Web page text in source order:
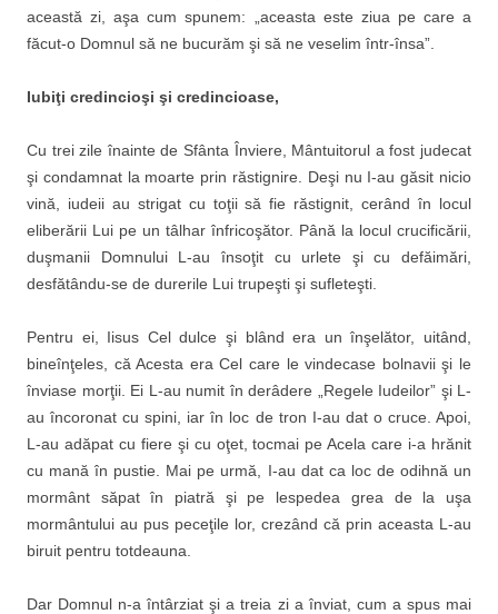
această zi, aşa cum spunem: „aceasta este ziua pe care a
făcut-o Domnul să ne bucurăm şi să ne veselim într-însa”.
Iubiţi credincioşi şi credincioase,
Cu trei zile înainte de Sfânta Înviere, Mântuitorul a fost judecat
şi condamnat la moarte prin răstignire. Deşi nu I-au găsit nicio
vină, iudeii au strigat cu toţii să fie răstignit, cerând în locul
eliberării Lui pe un tâlhar înfricoşător. Până la locul crucificării,
duşmanii Domnului L-au însoţit cu urlete şi cu defăimări,
desfătându-se de durerile Lui trupeşti şi sufleteşti.
Pentru ei, Iisus Cel dulce şi blând era un înşelător, uitând,
bineînţeles, că Acesta era Cel care le vindecase bolnavii şi le
înviase morţii. Ei L-au numit în derâdere „Regele Iudeilor” şi L-
au încoronat cu spini, iar în loc de tron I-au dat o cruce. Apoi,
L-au adăpat cu fiere şi cu oţet, tocmai pe Acela care i-a hrănit
cu mană în pustie. Mai pe urmă, I-au dat ca loc de odihnă un
mormânt săpat în piatră şi pe lespedea grea de la uşa
mormântului au pus peceţile lor, crezând că prin aceasta L-au
biruit pentru totdeauna.
Dar Domnul n-a întârziat şi a treia zi a înviat, cum a spus mai